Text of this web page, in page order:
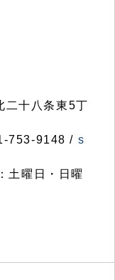
十八条東5丁
753-9148 / s
土曜日・日曜